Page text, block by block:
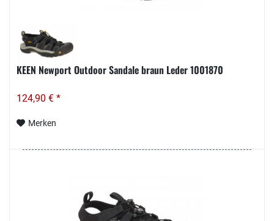
KEEN Newport Outdoor Sandale braun Leder 1001870
124,90 € *
Merken